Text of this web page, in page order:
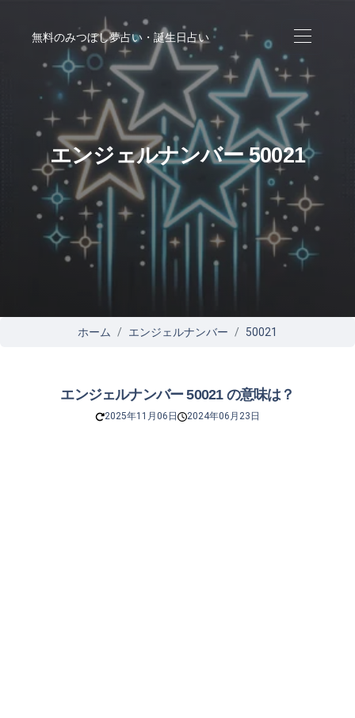
無料のみつぼし夢占い・誕生日占い
エンジェルナンバー 50021
ホーム エンジェルナンバー 50021
エンジェルナンバー 50021 の意味は？
2025年11月06日 2024年06月23日